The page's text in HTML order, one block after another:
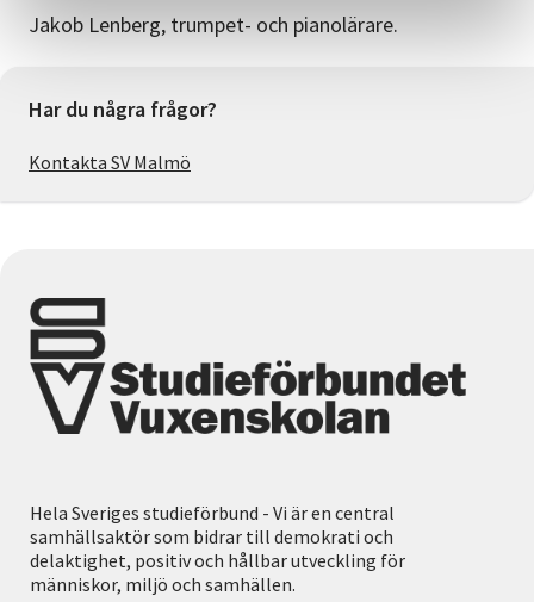
Jakob Lenberg, trumpet- och pianolärare.
Har du några frågor?
Kontakta SV Malmö
Hela Sveriges studieförbund - Vi är en central
samhällsaktör som bidrar till demokrati och
delaktighet, positiv och hållbar utveckling för
människor, miljö och samhällen.